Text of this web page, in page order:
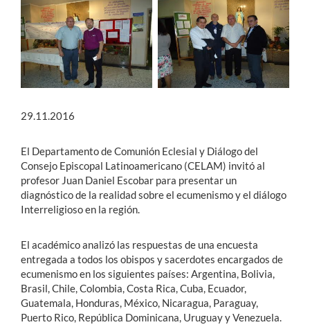
29.11.2016
El Departamento de Comunión Eclesial y Diálogo del
Consejo Episcopal Latinoamericano (CELAM) invitó al
profesor Juan Daniel Escobar para presentar un
diagnóstico de la realidad sobre el ecumenismo y el diálogo
Interreligioso en la región.
El académico analizó las respuestas de una encuesta
entregada a todos los obispos y sacerdotes encargados de
ecumenismo en los siguientes países: Argentina, Bolivia,
Brasil, Chile, Colombia, Costa Rica, Cuba, Ecuador,
Guatemala, Honduras, México, Nicaragua, Paraguay,
Puerto Rico, República Dominicana, Uruguay y Venezuela.